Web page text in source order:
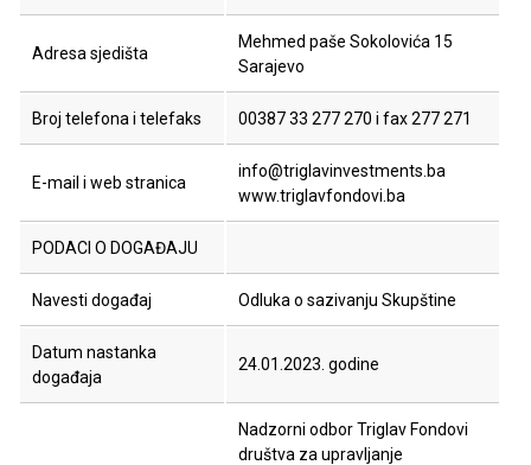
Adresa sjedišta
Mehmed paše Sokolovića 15
Sarajevo
Broj telefona i telefaks 00387 33 277 270 i fax 277 271
E-mail i web stranica
info@triglavinvestments.ba
www.triglavfondovi.ba
PODACI O DOGAĐAJU
Navesti događaj Odluka o sazivanju Skupštine
Datum nastanka
događaja
24.01.2023. godine
Nadzorni odbor Triglav Fondovi
društva za upravljanje